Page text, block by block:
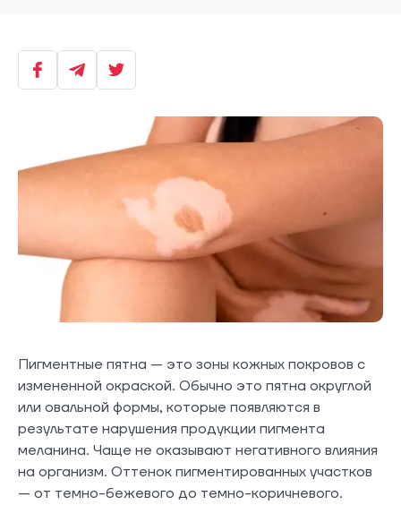
Пигментные пятна — это зоны кожных покровов с
измененной окраской. Обычно это пятна округлой
или овальной формы, которые появляются в
результате нарушения продукции пигмента
меланина. Чаще не оказывают негативного влияния
на организм. Оттенок пигментированных участков
— от темно-бежевого до темно-коричневого.